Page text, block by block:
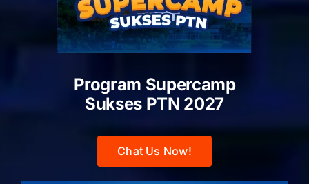
Program Supercamp
Sukses PTN 2027
Chat Us Now!